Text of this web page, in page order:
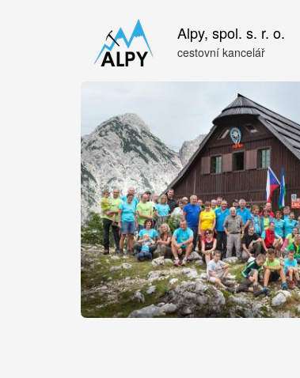
Alpy, spol. s. r. o.
cestovní kancelář
Hlavní
navigace